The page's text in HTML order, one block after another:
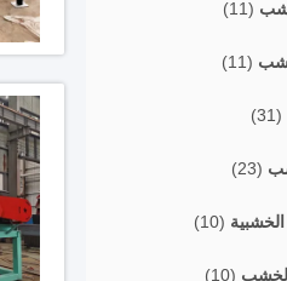
(11)
(11)
(31)
(23)
الخشبية (10)
(10)